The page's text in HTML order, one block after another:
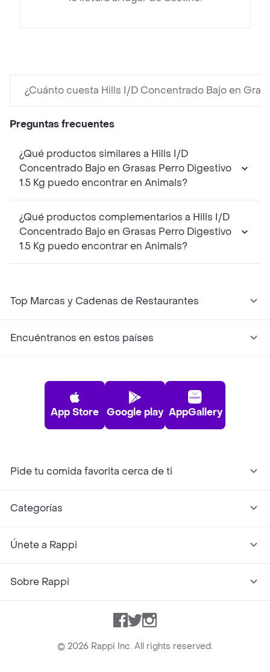
¿Cuánto cuesta Hills I/D Concentrado Bajo en
Preguntas frecuentes
¿Qué productos similares a Hills I/D
Concentrado Bajo en Grasas Perro Digestivo
1.5 Kg puedo encontrar en Animals?
¿Qué productos complementarios a Hills I/D
Concentrado Bajo en Grasas Perro Digestivo
1.5 Kg puedo encontrar en Animals?
Top Marcas y Cadenas de Restaurantes
Encuéntranos en estos países
App Store Google play AppGallery
Pide tu comida favorita cerca de ti
Categorías
Únete a Rappi
Sobre Rappi
Facebook
TwitterInstagram
© 2026 Rappi Inc. All rights reserved.